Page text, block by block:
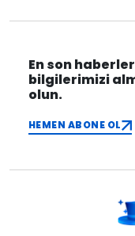
En son
bilgilerimizi
olun.
HEMEN ABONE OL